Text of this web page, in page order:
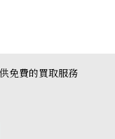
免費的買取服務